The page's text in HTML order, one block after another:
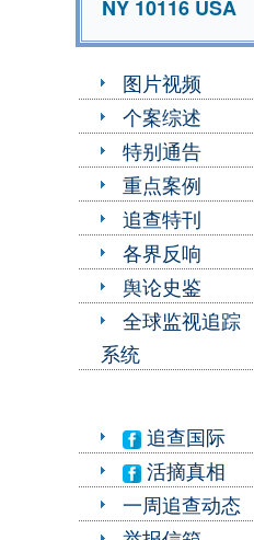
NY 10116 USA
图片视频
个案综述
特别通告
重点案例
追查特刊
各界反响
舆论史鉴
全球监视追踪
系统
追查国际
活摘真相
一周追查动态